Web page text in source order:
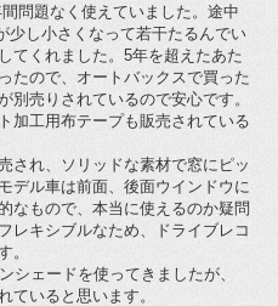
問題なく使えていました。途中
少し小さくなって若干たるんでい
てくれました。5年を超えたあた
たので、オートバックスで買った
別売りされているので安心です。
加工用布テープも販売されている
され、ソリッドな素材で窓にピッ
デル車は前面、後面ウインドウに
なもので、本当に使えるのか疑問
レキシブルなため、ドライブレコ
。
シェードを使ってきましたが、
ていると思います。